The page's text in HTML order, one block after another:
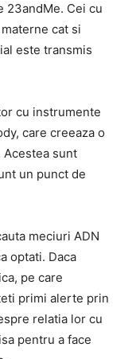
23andMe. Cei cu
cat si
este transmis
cu instrumente
care creeaza o
sunt
un punct de
meciuri ADN
optati. Daca
pe care
primi alerte prin
relatia lor cu
pentru a face